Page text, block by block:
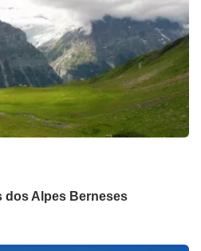
dos Alpes Berneses